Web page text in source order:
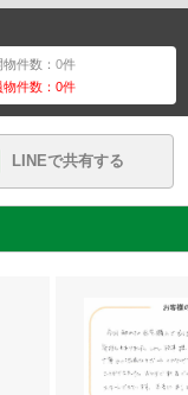
物件数：0件
物件数：0件
LINEで共有する